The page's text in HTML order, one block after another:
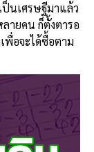
ป็นเศรษฐีมาแล้ว
ลายคน ก็ตั้งตารอ
พื่อจะได้ซื้อตาม